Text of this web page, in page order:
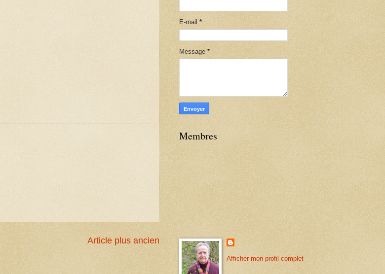
Article plus ancien
E-mail *
Message *
Membres
Afficher mon profil complet